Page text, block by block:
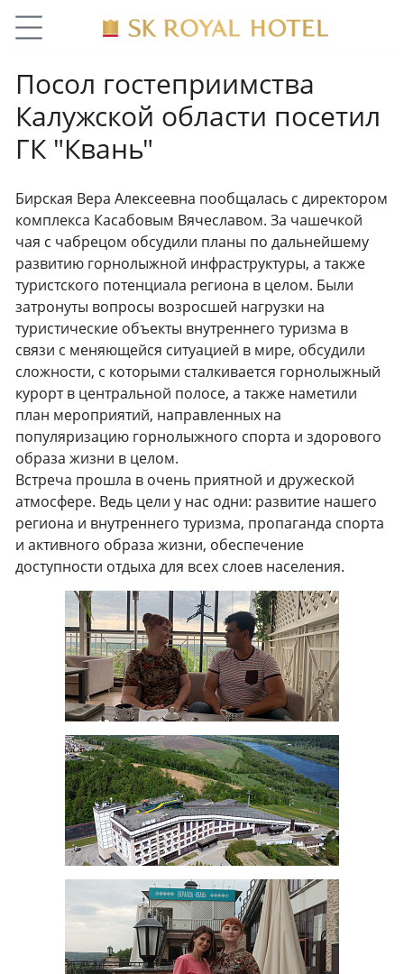
Посол гостеприимства
Калужской области посетил
ГК "Квань"
Бирская Вера Алексеевна пообщалась с директором
комплекса Касабовым Вячеславом. За чашечкой
чая с чабрецом обсудили планы по дальнейшему
развитию горнолыжной инфраструктуры, а также
туристского потенциала региона в целом. Были
затронуты вопросы возросшей нагрузки на
туристические объекты внутреннего туризма в
связи с меняющейся ситуацией в мире, обсудили
сложности, с которыми сталкивается горнолыжный
курорт в центральной полосе, а также наметили
план мероприятий, направленных на
популяризацию горнолыжного спорта и здорового
образа жизни в целом.
Встреча прошла в очень приятной и дружеской
атмосфере. Ведь цели у нас одни: развитие нашего
региона и внутреннего туризма, пропаганда спорта
и активного образа жизни, обеспечение
доступности отдыха для всех слоев населения.